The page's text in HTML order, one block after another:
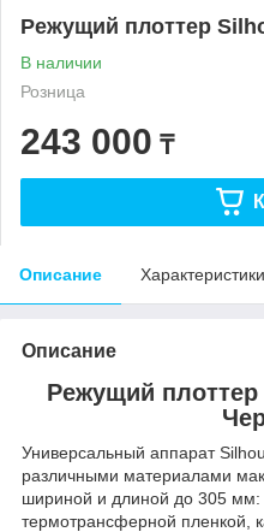
Режущий плоттер
В наличии
Розница
243 000 ₸
Описание Характеристики
Описание
Режущий плоттер
Универсальный аппарат
различными материалами
шириной и длиной до 305
термотрансферной пленкой,